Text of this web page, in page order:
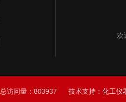
欢
问量：803937 技术支持： 化工仪